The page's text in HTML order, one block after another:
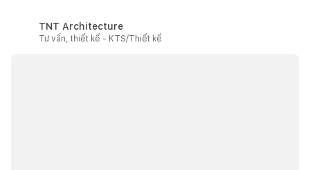
TNT Architecture
Tư vấn, thiết kế - KTS/Thiết kế